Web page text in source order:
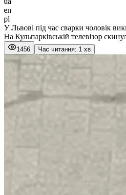
en
pl
У Львові під час сварки чоловік
На Кульпарківській телевізор
1456 Час читання: 1 хв